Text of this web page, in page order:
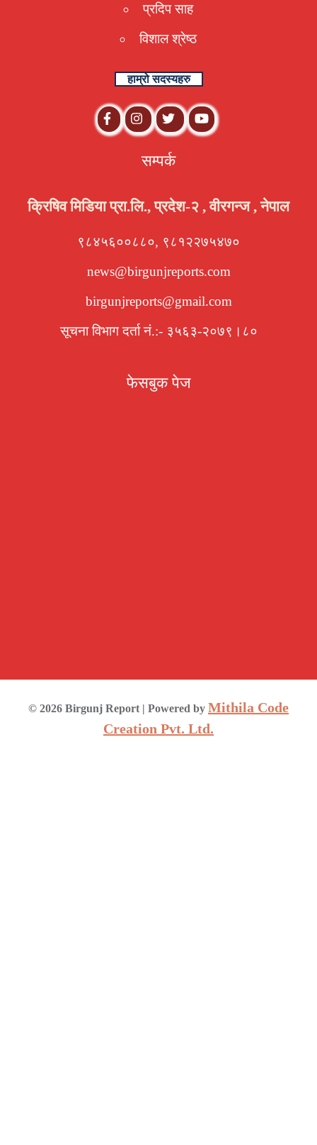
प्रदिप साह
विशाल श्रेष्ठ
हाम्रो सदस्यहरु
सम्पर्क
क्रिषिव मिडिया प्रा.लि., प्रदेश-२ , वीरगन्ज , नेपाल
९८४५६००८८०, ९८१२२७५४७०
news@birgunjreports.com
birgunjreports@gmail.com
सूचना विभाग दर्ता नं.:- ३५६३-२०७९।८०
फेसबुक पेज
© 2026 Birgunj Report | Powered by Mithila Code
Creation Pvt. Ltd.